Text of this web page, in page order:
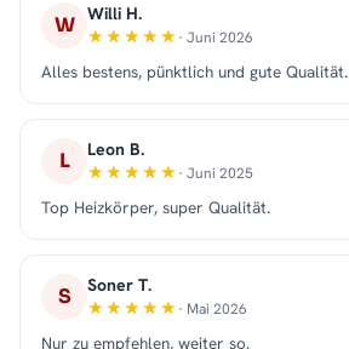
W Willi H.
· Juni 2026
Alles bestens, pünktlich und gute Qualität.
L Leon B.
· Juni 2025
Top Heizkörper, super Qualität.
S Soner T.
· Mai 2026
Nur zu empfehlen, weiter so.